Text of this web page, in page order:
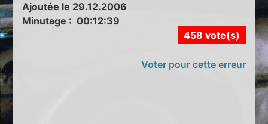
Ajoutée le 29.12.2006
Minutage : 00:12:39
458 vote(s)
Voter pour cette erreur